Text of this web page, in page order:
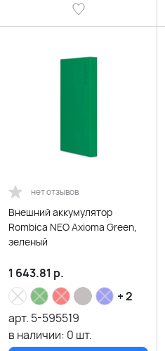
нет отзывов
Внешний аккумулятор
Rombica NEO Axioma Green,
зеленый
1 643.81 р.
+ 2
арт. 5-595519
в наличии: 0 шт.